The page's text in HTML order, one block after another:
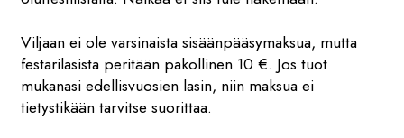
Viljaan ei ole varsinaista sisäänpääsymaksua, mutta
festarilasista peritään pakollinen 10 €. Jos tuot
mukanasi edellisvuosien lasin, niin maksua ei
tietystikään tarvitse suorittaa.